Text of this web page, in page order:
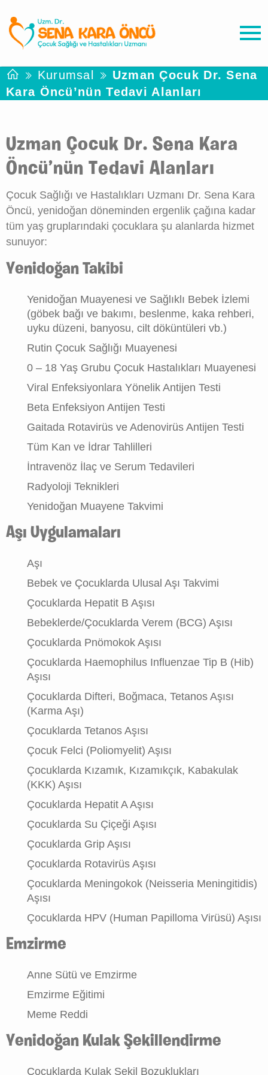
Kurumsal
Uzman Çocuk Dr. Sena
Kara Öncü’nün Tedavi Alanları
Uzman Çocuk Dr. Sena Kara
Öncü’nün Tedavi Alanları
Çocuk Sağlığı ve Hastalıkları Uzmanı Dr. Sena Kara
Öncü, yenidoğan döneminden ergenlik çağına kadar
tüm yaş gruplarındaki çocuklara şu alanlarda hizmet
sunuyor:
Yenidoğan Takibi
Yenidoğan Muayenesi ve Sağlıklı Bebek İzlemi
(göbek bağı ve bakımı, beslenme, kaka rehberi,
uyku düzeni, banyosu, cilt döküntüleri vb.)
Rutin Çocuk Sağlığı Muayenesi
0 – 18 Yaş Grubu Çocuk Hastalıkları Muayenesi
Viral Enfeksiyonlara Yönelik Antijen Testi
Beta Enfeksiyon Antijen Testi
Gaitada Rotavirüs ve Adenovirüs Antijen Testi
Tüm Kan ve İdrar Tahlilleri
İntravenöz İlaç ve Serum Tedavileri
Radyoloji Teknikleri
Yenidoğan Muayene Takvimi
Aşı Uygulamaları
Aşı
Bebek ve Çocuklarda Ulusal Aşı Takvimi
Çocuklarda Hepatit B Aşısı
Bebeklerde/Çocuklarda Verem (BCG) Aşısı
Çocuklarda Pnömokok Aşısı
Çocuklarda Haemophilus Influenzae Tip B (Hib)
Aşısı
Çocuklarda Difteri, Boğmaca, Tetanos Aşısı
(Karma Aşı)
Çocuklarda Tetanos Aşısı
Çocuk Felci (Poliomyelit) Aşısı
Çocuklarda Kızamık, Kızamıkçık, Kabakulak
(KKK) Aşısı
Çocuklarda Hepatit A Aşısı
Çocuklarda Su Çiçeği Aşısı
Çocuklarda Grip Aşısı
Çocuklarda Rotavirüs Aşısı
Çocuklarda Meningokok (Neisseria Meningitidis)
Aşısı
Çocuklarda HPV (Human Papilloma Virüsü) Aşısı
Emzirme
Anne Sütü ve Emzirme
Emzirme Eğitimi
Meme Reddi
Yenidoğan Kulak Şekillendirme
Çocuklarda Kulak Şekil Bozuklukları